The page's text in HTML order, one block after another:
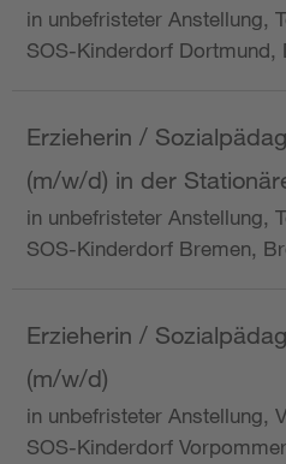
in unbefristeter Anstellung,
SOS-Kinderdorf Dortmund,
Erzieherin /
(m/w/d) in der
in unbefristeter Anstellung,
SOS-Kinderdorf Bremen,
Erzieherin /
(m/w/d)
in unbefristeter Anstellung,
SOS-Kinderdorf